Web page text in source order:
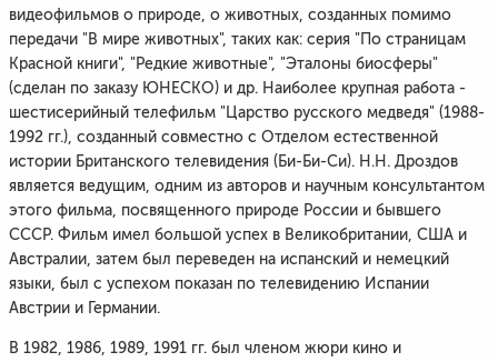
видеофильмов о природе, о животных, созданных помимо
передачи "В мире животных", таких как: серия "По страницам
Красной книги", "Редкие животные", "Эталоны биосферы"
(сделан по заказу ЮНЕСКО) и др. Наиболее крупная работа -
шестисерийный телефильм "Царство русского медведя" (1988-
1992 гг.), созданный совместно с Отделом естественной
истории Британского телевидения (Би-Би-Си). Н.Н. Дроздов
является ведущим, одним из авторов и научным консультантом
этого фильма, посвященного природе России и бывшего
СССР. Фильм имел большой успех в Великобритании, США и
Австралии, затем был переведен на испанский и немецкий
языки, был с успехом показан по телевидению Испании
Австрии и Германии.
В 1982, 1986, 1989, 1991 гг. был членом жюри кино и